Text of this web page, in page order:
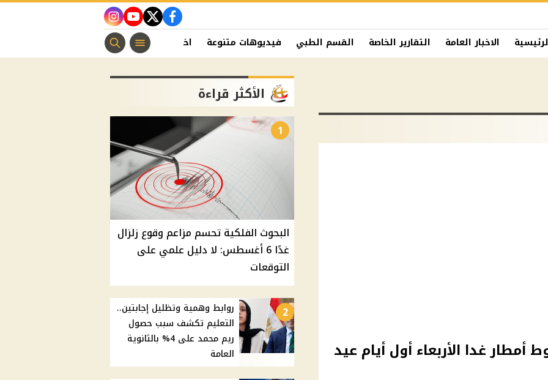
facebook
twitter
youtube
instagram
الاخبار العامة التقارير الخاصة القسم الطبي فيديوهات متنوعة اخبار الفن منوعات مسيحية
أمطار غدا الأربعاء أول أيام عيد
الأكثر قراءة
1
البحوث الفلكية تحسم مزاعم وقوع زلزال
غدًا 6 أغسطس: لا دليل علمي على
التوقعات
2
روابط وهمية وتظليل إجابتين..
التعليم تكشف سبب حصول
ريم محمد على 4% بالثانوية
العامة